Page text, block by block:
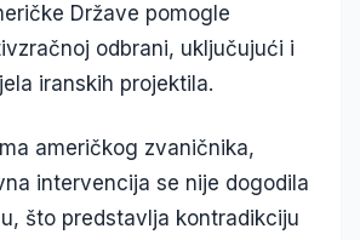
Države pomogle
odbrani, uključujući i
iranskih projektila.
američkog zvaničnika,
intervencija se nije dogodila
što predstavlja kontradikciju